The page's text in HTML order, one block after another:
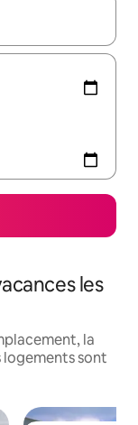
les en utilisant
les
la
sont